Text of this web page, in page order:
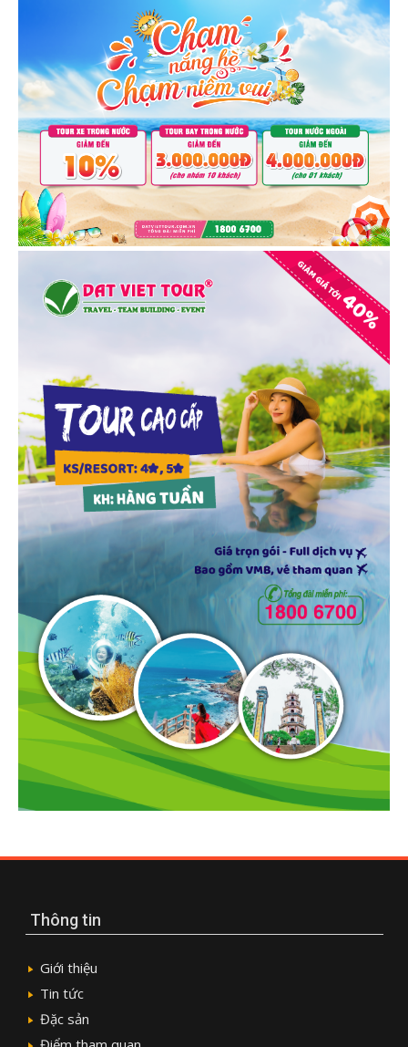
Thông tin
Giới thiệu
Tin tức
Đặc sản